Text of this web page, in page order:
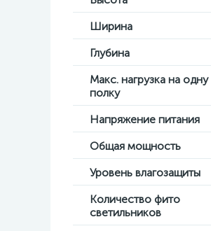
Ширина
Глубина
Макс. нагрузка на одну
полку
Напряжение питания
Общая мощность
Уровень влагозащиты
Количество фито
светильников